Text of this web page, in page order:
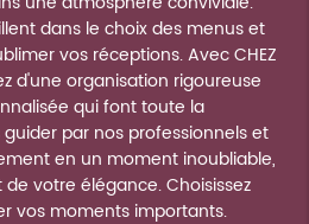
dans le choix des menus et
vos réceptions. Avec CHEZ
d'une organisation rigoureuse
qui font toute la
par nos professionnels et
en un moment inoubliable,
votre élégance. Choisissez
vos moments importants.